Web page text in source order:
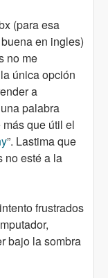
(para esa
en ingles)
no me
única opción
a
palabra
que útil el
”. Lastima que
no esté a la
frustrados
bajo la sombra